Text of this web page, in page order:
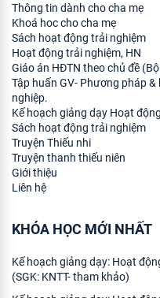
Thông tin dành cho cha mẹ
Khoá hoc cho cha mẹ
Sách hoạt động trải nghiệm
Hoạt động trải nghiệm, HN
Giáo án HĐTN theo chủ đề
Tập huấn GV- Phương pháp
nghiệp.
Kế hoạch giảng dạy Hoạt
Sách hoạt động trải nghiệm
Truyện Thiếu nhi
Truyện thanh thiếu niên
Giới thiệu
Liên hệ
KHÓA HỌC MỚI NHẤT
Kế hoạch giảng dạy: Hoạt
(SGK: KNTT- tham khảo)